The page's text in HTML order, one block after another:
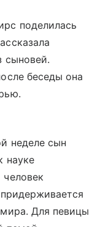
поделилась
сыновей.
беседы она
неделе сын
науке
мира. Для певицы